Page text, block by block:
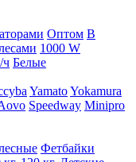
Оптом В
1000 W
ч Белые
YamatoYokamura
Speedway Minipro
Фетбайки